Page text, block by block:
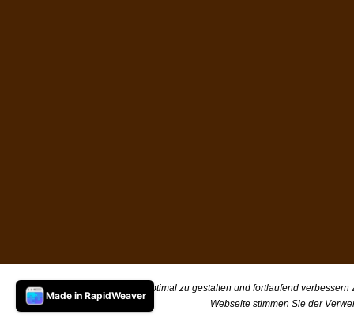
Um unsere Webseite für Sie optimal zu gestalten und fortlaufend
Webseite stimmen Sie der
Made in RapidWeaver